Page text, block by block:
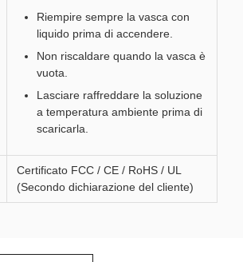
Riempire sempre la vasca con
liquido prima di accendere.
Non riscaldare quando la vasca è
vuota.
Lasciare raffreddare la soluzione
a temperatura ambiente prima di
scaricarla.
Certificato FCC / CE / RoHS / UL
(Secondo dichiarazione del cliente)